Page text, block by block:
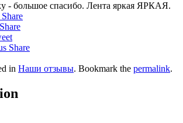
- большое спасибо. Лента яркая ЯРКАЯ.
Share
Share
Share
in Наши отзывы. Bookmark the permalink.